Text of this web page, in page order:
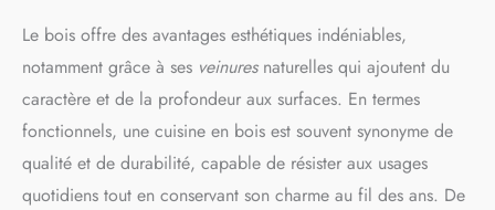
Le bois offre des avantages esthétiques indéniables,
notamment grâce à ses veinuresnaturelles qui ajoutent du
caractère et de la profondeur aux surfaces. En termes
fonctionnels, une cuisine en bois est souvent synonyme de
qualité et de durabilité, capable de résister aux usages
quotidiens tout en conservant son charme au fil des ans. De